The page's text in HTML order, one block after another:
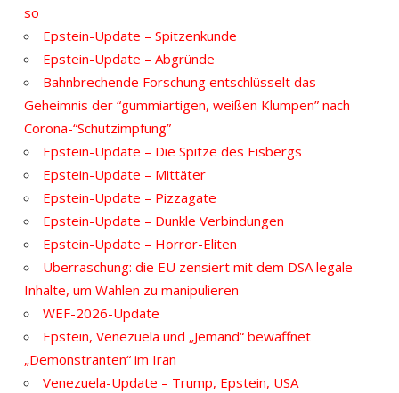
so
Epstein-Update – Spitzenkunde
Epstein-Update – Abgründe
Bahnbrechende Forschung entschlüsselt das
Geheimnis der “gummiartigen, weißen Klumpen” nach
Corona-“Schutzimpfung”
Epstein-Update – Die Spitze des Eisbergs
Epstein-Update – Mittäter
Epstein-Update – Pizzagate
Epstein-Update – Dunkle Verbindungen
Epstein-Update – Horror-Eliten
Überraschung: die EU zensiert mit dem DSA legale
Inhalte, um Wahlen zu manipulieren
WEF-2026-Update
Epstein, Venezuela und „Jemand“ bewaffnet
„Demonstranten“ im Iran
Venezuela-Update – Trump, Epstein, USA